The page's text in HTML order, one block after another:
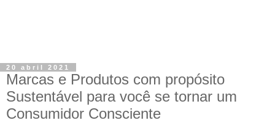
20 abril 2021
Marcas e Produtos com propósito
Sustentável para você se tornar um
Consumidor Consciente